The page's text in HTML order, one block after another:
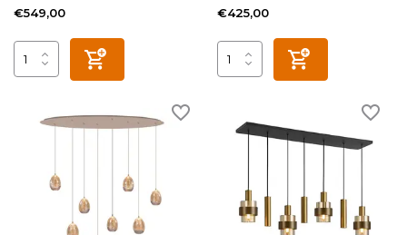
€549,00 €425,00